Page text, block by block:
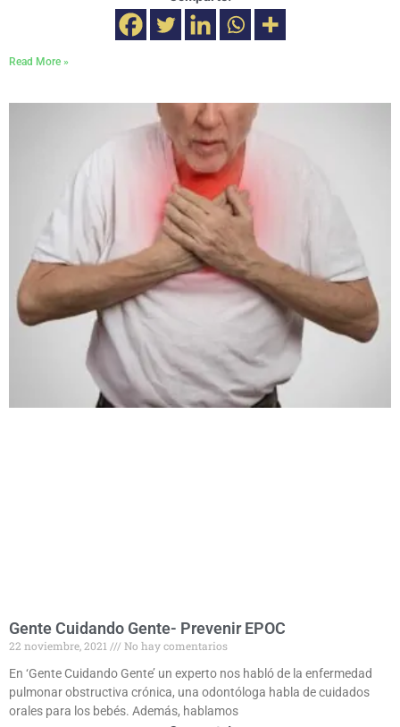
Read More »
Gente Cuidando Gente- Prevenir EPOC
22 noviembre, 2021
No hay comentarios
En ‘Gente Cuidando Gente’ un experto nos habló de la enfermedad
pulmonar obstructiva crónica, una odontóloga habla de cuidados
orales para los bebés. Además, hablamos